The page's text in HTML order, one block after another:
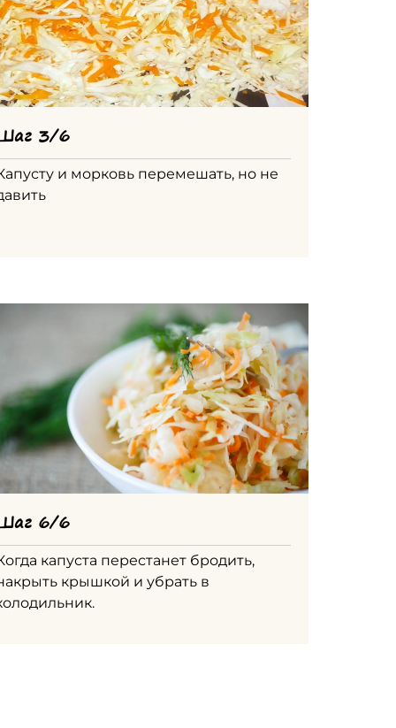
3/6
и морковь перемешать, но не
6/6
капуста перестанет бродить,
крышкой и убрать в